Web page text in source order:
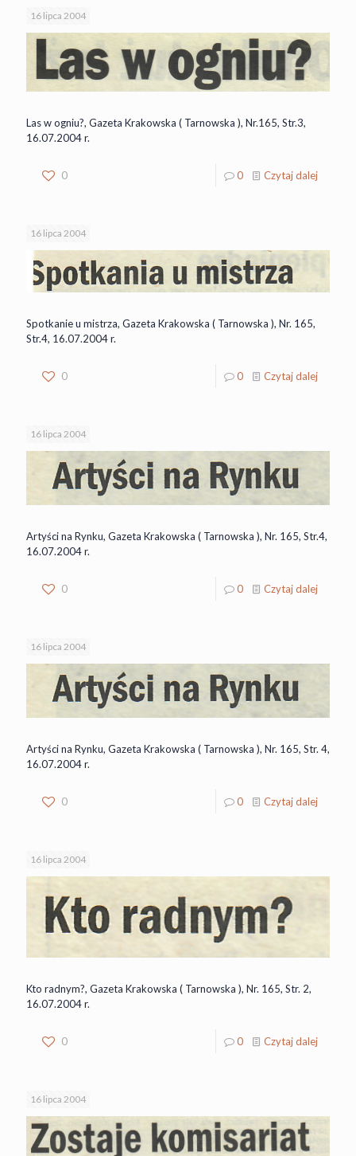
16 lipca 2004
Las w ogniu?, Gazeta Krakowska ( Tarnowska ), Nr.165, Str.3,
16.07.2004 r.
0 0 Czytaj dalej
16 lipca 2004
Spotkanie u mistrza, Gazeta Krakowska ( Tarnowska ), Nr. 165,
Str.4, 16.07.2004 r.
0 0 Czytaj dalej
16 lipca 2004
Artyści na Rynku, Gazeta Krakowska ( Tarnowska ), Nr. 165, Str.4,
16.07.2004 r.
0 0 Czytaj dalej
16 lipca 2004
Artyści na Rynku, Gazeta Krakowska ( Tarnowska ), Nr. 165, Str. 4,
16.07.2004 r.
0 0 Czytaj dalej
16 lipca 2004
Kto radnym?, Gazeta Krakowska ( Tarnowska ), Nr. 165, Str. 2,
16.07.2004 r.
0 0 Czytaj dalej
16 lipca 2004